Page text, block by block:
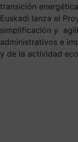
transición
Euskadi lanza el
simplificación y
administrativos e
y de la actividad